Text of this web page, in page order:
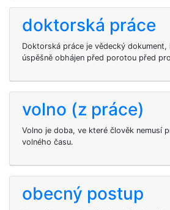
doktorská práce
Doktorská práce je vědecký
úspěšně obhájen před porotou před
volno (z práce)
Volno je doba, ve které člověk nemusí
volného času.
obecný postup